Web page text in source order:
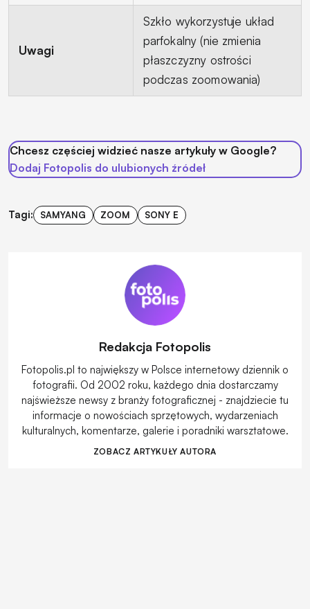
Uwagi
Szkło wykorzystuje układ
parfokalny (nie zmienia
płaszczyzny ostrości
podczas zoomowania)
Chcesz częściej widzieć nasze artykuły w Google?
Dodaj Fotopolis do ulubionych źródeł
Tagi: SAMYANG ZOOM SONY E
Redakcja Fotopolis
Fotopolis.pl to największy w Polsce internetowy dziennik o
fotografii. Od 2002 roku, każdego dnia dostarczamy
najświeższe newsy z branży fotograficznej - znajdziecie tu
informacje o nowościach sprzętowych, wydarzeniach
kulturalnych, komentarze, galerie i poradniki warsztatowe.
ZOBACZ ARTYKUŁY AUTORA